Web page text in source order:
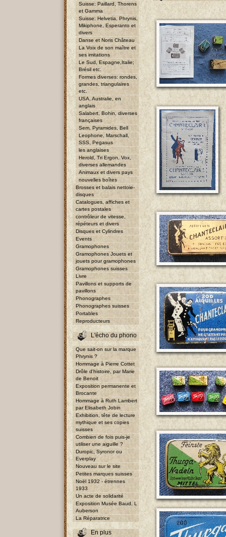
Suisse: Paillard, Thorens
et Gamma
Suisse: Helvetia, Phrynis,
Mikiphone, Esperanto et
divers
Danse et Noris Château
La Voix de son maître et
ses imitations
Le Sud, Espagne,Italie;
Brésil etc.
Formes diverses: rondes,
grandes, triangulaires
etc.
USA, Australie, en
anglais
Salabert, Bohin, diverses
françaises
Sem, Pyramides, Bell
Leophone, Marschall,
SSS, Pegasus
les anglaises
Herold, Tri Ergon, Vox,
diverses allemandes
Animaux et divers pays
nouvelles boîtes
Brosses et balais nettoie-
disques
Catalogues, affiches et
cartes postales
contrôleur de vitesse,
répéteurs et divers
Disques et Cylindres
Events
Gramophones
Gramophones Jouets et
jouets pour gramophones
Gramophones suisses
Livre
Pavillons et supports de
pavillons
Phonographes
Phonographes suisses
Portables
Reproducteurs
L'écho du phono
Que sait-on sur la marque
Phrynis ?
Hommage à Pierre Cottet
Drôle d'histoire, par Marie
de Benoit
Exposition permanente et
Brocante
Hommage à Ruth Lambert
par Elisabeth Jobin
Exhibition, tête de lecture
mythique et ses copies
suisses
Combien de fois puis-je
utiliser une aiguille ?
Duropic, Syronor ou
Everplay
Nouveau sur le site
Petites marques suisses
Noël 1932 - étrennes
1933
Un acte de solidarité
Exposition Musée Baud, L
Auberson
La Réparatrice
En plus